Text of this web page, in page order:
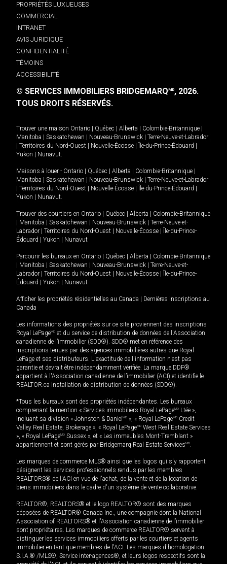
PROPRIÉTÉS LUXUEUSES
COMMERCIAL
INTRANET
AVIS JURIDIQUE
CONFIDENTIALITÉ
TÉMOINS
ACCESSIBILITÉ
© SERVICES IMMOBILIERS BRIDGEMARQMD, 2026.
TOUS DROITS RÉSERVÉS.
Trouver une maison Ontario Québec Alberta Colombie-Britannique
Manitoba
Saskatchewan Nouveau-Brunswick
Terre-Neuve-et-Labrador
Territoires du Nord-Ouest Nouvelle-Écosse Île-du-Prince-Édouard
Yukon
Nunavut.
Maisons à louer - Ontario Québec Alberta Colombie-Britannique
Manitoba
Saskatchewan Nouveau-Brunswick
Terre-Neuve-et-Labrador
Territoires du Nord-Ouest Nouvelle-Écosse Île-du-Prince-Édouard
Yukon
Nunavut.
Trouver des courtiers en Ontario Québec Alberta
Colombie-Britannique
Manitoba Saskatchewan Nouveau-Brunswick
Terre-Neuve-et-
Labrador
Territoires du Nord-Ouest Nouvelle-Écosse
Île-du-Prince-
Édouard
Yukon Nunavut
Parcourir les bureaux en Ontario Québec Alberta
Colombie-Britannique
Manitoba Saskatchewan Nouveau-Brunswick
Terre-Neuve-et-
Labrador
Territoires du Nord-Ouest Nouvelle-Écosse
Île-du-Prince-
Édouard
Yukon Nunavut
Afficher les propriétés résidentielles au Canada
Dernières inscriptions au
Canada
Les informations des propriétés sur ce site proviennent des inscriptions
Royal LePageMD et du service de distribution de données de l'Association
canadienne de l’immobilier (SDD®). SDD® met en référence des
inscriptions tenues par des agences immobilières autres que Royal
LePage et ses distributeurs. L'exactitude de l'information n'est pas
garantie et devrait être indépendamment vérifiée. La marque DDF®
appartient à l'Association canadienne de l’immobilier (ACI) et identifie le
REALTOR.ca Installation de distribution de données (SDD®).
*Tous les bureaux sont des propriétés indépendantes. Les bureaux
comprenant la mention « Services immobiliers Royal LePageMD Ltée »,
incluant sa division « Johnston & Daniel MD », « Royal LePageMD Credit
Valley Real Estate, Brokerage », « Royal LePageMD West Real Estate Services
», « Royal LePageMD Sussex », et « Les immeubles Mont-Tremblant »
appartiennent et sont gérés par Bridgemarq Real Estate ServicesMD.
Les marques de commerce MLS® ainsi que les logos qui s'y rapportent
désignent les services professionnels rendus par les membres
REALTORS® de l'ACI en vue de l'achat, de la vente et de la location de
biens immobiliers dans le cadre d'un système de vente collaborative.
REALTOR®, REALTORS® et le logo REALTOR® sont des marques
déposées de REALTOR® Canada Inc., une compagnie dont la National
Association of REALTORS® et l'Association canadienne de l’immobilier
sont propriétaires. Les marques de commerce REALTOR® servent à
distinguer les services immobiliers offerts par les courtiers et agents
immobilier en tant que membres de l'ACI. Les marques d'homologation
S.I.A.® /MLS®, Service inter-agences®, et leurs logos respectifs sont la